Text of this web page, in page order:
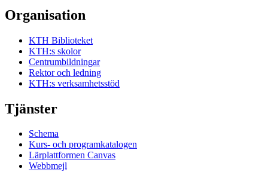
Organisation
KTH Biblioteket
KTH:s skolor
Centrumbildningar
Rektor och ledning
KTH:s verksamhetsstöd
Tjänster
Schema
Kurs- och programkatalogen
Lärplattformen Canvas
Webbmejl